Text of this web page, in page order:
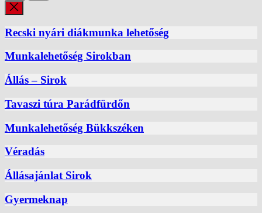
Recski nyári diákmunka lehetőség
Munkalehetőség Sirokban
Állás – Sirok
Tavaszi túra Parádfürdőn
Munkalehetőség Bükkszéken
Véradás
Állásajánlat Sirok
Gyermeknap